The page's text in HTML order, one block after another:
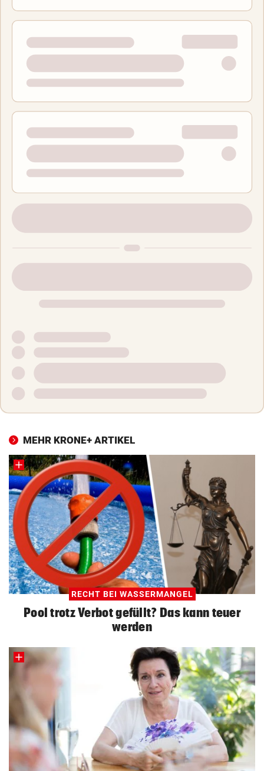
MEHR KRONE+ ARTIKEL
RECHT BEI WASSERMANGEL
Pool trotz Verbot gefüllt? Das kann teuer
werden